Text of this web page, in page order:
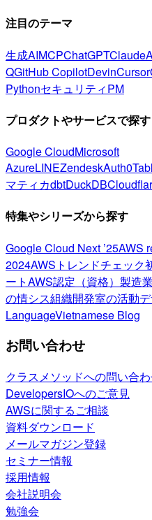
注目のテーマ
生成AIMCPChatGPTClaude
QGitHub CopilotDevinCursor
PythonセキュリティPM
プロダクトやサービスで探す
Google CloudMicrosoft
AzureLINEZendeskAuth0
マティカdbtDuckDB
特集やシリーズから探す
Google Cloud Next ’25AWS
2024AWSトレンドチェック
ートAWS認定（資格） 製造
の情シス組織開発室の活動
LanguageVietnamese Blog
お問い合わせ
クラスメソッドへの問い合
DevelopersIOへのご意見
AWSに関するご相談
資料ダウンロード
メールマガジン登録
セミナー情報
採用情報
会社説明会
勉強会